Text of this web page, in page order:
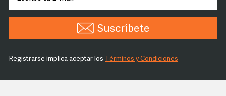
Suscríbete
Registrarse implica aceptar los Términos y Condiciones